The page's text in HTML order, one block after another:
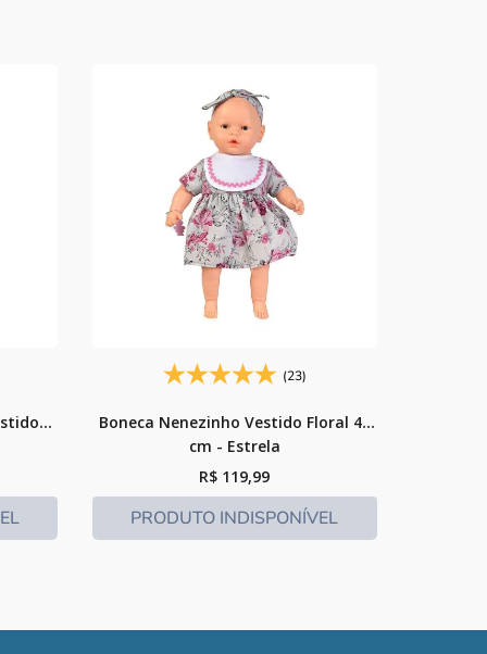
(23)
Boneca Nenezinho Vestido Floral 44
cm - Estrela
R$ 119,99
PRODUTO INDISPONÍVEL